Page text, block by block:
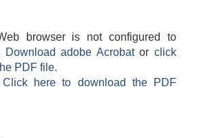
browser is not configured to
Download adobe Acrobatorclick
PDF file.
Click here to download the PDF